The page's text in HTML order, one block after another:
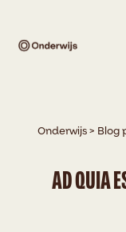
Onderwijs> Blog
AD QUIA